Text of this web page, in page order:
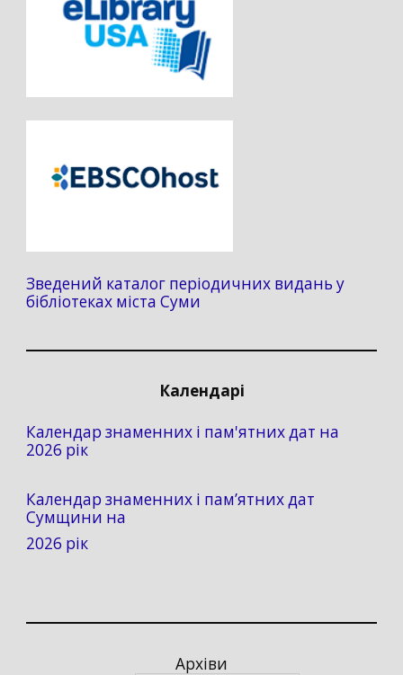
Зведений каталог періодичних видань у
бібліотеках міста Суми
Календарі
Календар знаменних і пам'ятних дат на
2026 рік
Календар знаменних і пам’ятних дат
Сумщини на
2026 рік
Архіви